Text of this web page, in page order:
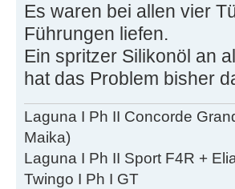
Es waren bei allen vier
Führungen liefen.
Ein spritzer Silikonöl an
hat das Problem bisher
Laguna I Ph II Concorde
Maika)
Laguna I Ph II Sport F4R +
Twingo I Ph I GT